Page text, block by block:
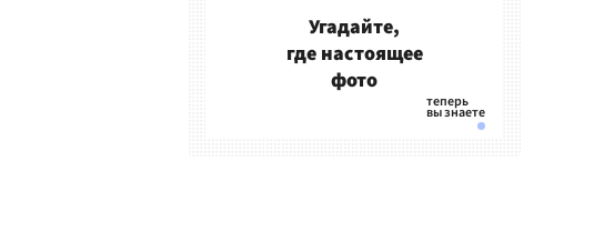
Угадайте,
где настоящее
фото